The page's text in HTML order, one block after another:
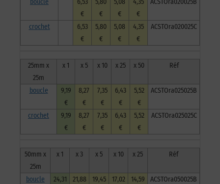
€
€
€
€
crochet
6,53
€
5,80
€
5,08
€
4,35
€
ACSTOra020025C
25mm x
25m
x 1 x 5 x 10 x 25 x 50 Réf
boucle
9,19
€
8,27
€
7,35
€
6,43
€
5,52
€
ACSTOra025025B
crochet
9,19
€
8,27
€
7,35
€
6,43
€
5,52
€
ACSTOra025025C
50mm x
25m
x 1 x 3 x 5 x 10 x 25 Réf
boucle
24,31
21,88
19,45
17,02
14,59
ACSTOra050025B